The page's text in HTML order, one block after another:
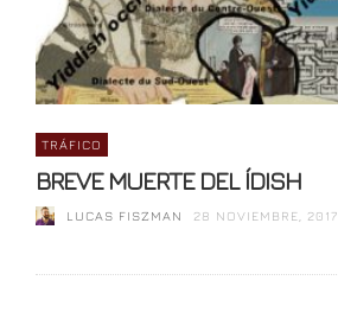
TRÁFICO
BREVE MUERTE DEL ÍDISH
LUCAS FISZMAN 28 NOVIEMBRE, 2017